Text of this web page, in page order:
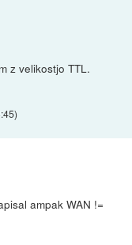
z velikostjo TTL.
)
ampak WAN !=